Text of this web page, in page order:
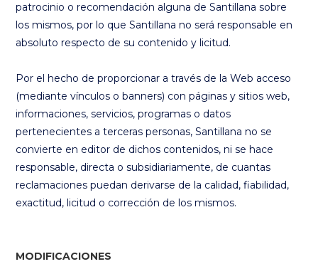
patrocinio o recomendación alguna de Santillana sobre
los mismos, por lo que Santillana no será responsable en
absoluto respecto de su contenido y licitud.
Por el hecho de proporcionar a través de la Web acceso
(mediante vínculos o banners) con páginas y sitios web,
informaciones, servicios, programas o datos
pertenecientes a terceras personas, Santillana no se
convierte en editor de dichos contenidos, ni se hace
responsable, directa o subsidiariamente, de cuantas
reclamaciones puedan derivarse de la calidad, fiabilidad,
exactitud, licitud o corrección de los mismos.
MODIFICACIONES